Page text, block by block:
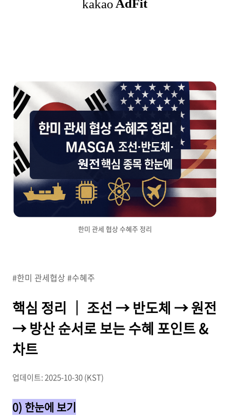
한미 관세 협상 수혜주 정리
#한미 관세협상 #수혜주
핵심 정리 │ 조선 → 반도체 → 원전
→ 방산 순서로 보는 수혜 포인트 &
차트
업데이트: 2025-10-30 (KST)
0) 한눈에 보기